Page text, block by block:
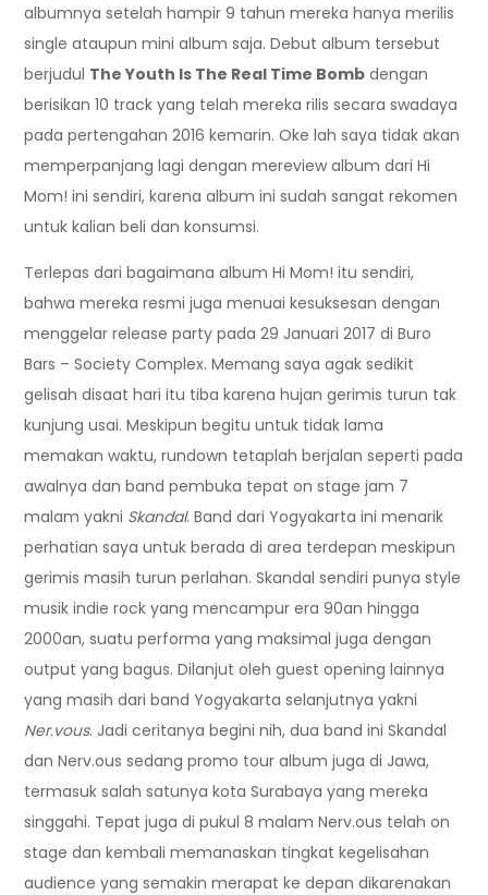
albumnya setelah hampir 9 tahun mereka hanya merilis
single ataupun mini album saja. Debut album tersebut
berjudul The Youth Is The Real Time Bomb dengan
berisikan 10 track yang telah mereka rilis secara swadaya
pada pertengahan 2016 kemarin. Oke lah saya tidak akan
memperpanjang lagi dengan mereview album dari Hi
Mom! ini sendiri, karena album ini sudah sangat rekomen
untuk kalian beli dan konsumsi.
Terlepas dari bagaimana album Hi Mom! itu sendiri,
bahwa mereka resmi juga menuai kesuksesan dengan
menggelar release party pada 29 Januari 2017 di Buro
Bars – Society Complex. Memang saya agak sedikit
gelisah disaat hari itu tiba karena hujan gerimis turun tak
kunjung usai. Meskipun begitu untuk tidak lama
memakan waktu, rundown tetaplah berjalan seperti pada
awalnya dan band pembuka tepat on stage jam 7
malam yakni Skandal. Band dari Yogyakarta ini menarik
perhatian saya untuk berada di area terdepan meskipun
gerimis masih turun perlahan. Skandal sendiri punya style
musik indie rock yang mencampur era 90an hingga
2000an, suatu performa yang maksimal juga dengan
output yang bagus. Dilanjut oleh guest opening lainnya
yang masih dari band Yogyakarta selanjutnya yakni
Ner.vous. Jadi ceritanya begini nih, dua band ini Skandal
dan Nerv.ous sedang promo tour album juga di Jawa,
termasuk salah satunya kota Surabaya yang mereka
singgahi. Tepat juga di pukul 8 malam Nerv.ous telah on
stage dan kembali memanaskan tingkat kegelisahan
audience yang semakin merapat ke depan dikarenakan